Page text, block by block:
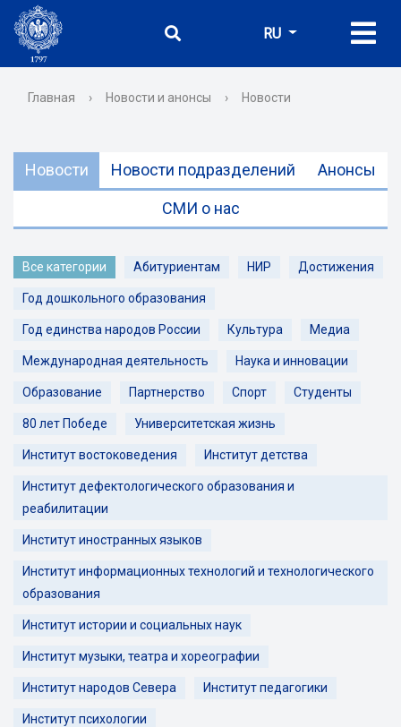
RU
Главная › Новости и анонсы › Новости
Новости Новости подразделений Анонсы
СМИ о нас
Все категории Абитуриентам НИР Достижения
Год дошкольного образования
Год единства народов России Культура Медиа
Международная деятельность Наука и инновации
Образование Партнерство Спорт Студенты
80 лет Победе Университетская жизнь
Институт востоковедения Институт детства
Институт дефектологического образования и
реабилитации
Институт иностранных языков
Институт информационных технологий и технологического
образования
Институт истории и социальных наук
Институт музыки, театра и хореографии
Институт народов Севера Институт педагогики
Институт психологии